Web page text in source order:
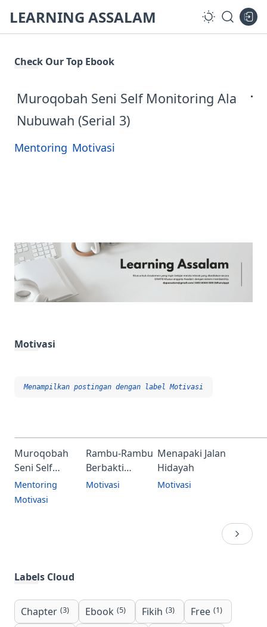
LEARNING ASSALAM
Check Our Top Ebook
Muroqobah Seni Self Monitoring Ala
Nubuwah (Serial 3)
Mentoring Motivasi
Motivasi
Menampilkan postingan dengan labelMotivasi
Muroqobah
Seni Self
Monitoring Ala
Nubuwah
Mentoring
Motivasi
Rambu-Rambu
Berbakti
Kepada Orang
Motivasi
kedudukan
kalian tinggi
Menapaki Jalan
Hidayah
Motivasi
sebagian besar
di antara kita
Labels Cloud
Chapter (3) Ebook (5) Fikih (3) Free (1)